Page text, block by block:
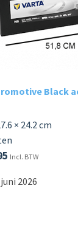
Black
× 24.2 cm
Incl. BTW
2026